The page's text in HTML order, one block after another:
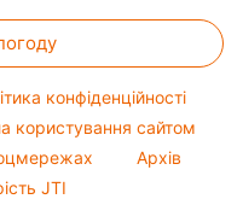
конфіденційності
користування сайтом
Архів
JTI